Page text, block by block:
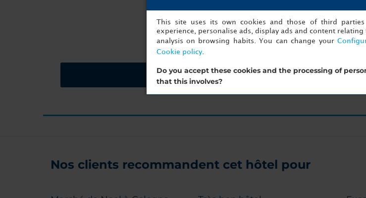
Vous n'êtes qu'à un clic de votre
Commencez à préparer
Demandez un devis
Nos clients recommandent cet hôtel pour
This site uses its own cookies and those of third
experience, personalise ads, display ads and content
analysis on browsing habits. You can change your
Cookie policy.
Do you accept these cookies and the processing of
that this involves?